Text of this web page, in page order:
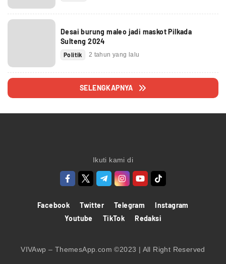
Desai burung maleo jadi maskot Pilkada
Sulteng 2024
Politik 2 tahun yang lalu
SELENGKAPNYA
Ikuti kami di
Facebook Twitter Telegram
Instagram
Youtube
TikTok Redaksi
VIVAwp – ThemesApp.com ©2023 | All Right Reserved